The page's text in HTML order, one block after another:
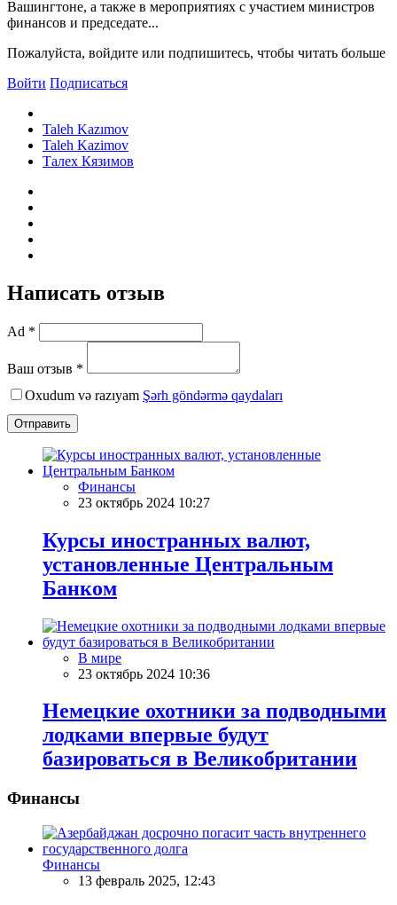
Вашингтоне, а также в мероприятиях с участием министров
финансов и председате...
Пожалуйста, войдите или подпишитесь, чтобы читать больше
Войти Подписаться
Taleh Kazımov
Taleh Kazimov
Талех Кязимов
Написать отзыв
Ad *
Ваш отзыв *
Oxudum və razıyam Şərh göndərmə qaydaları
Отправить
Финансы
23 октябрь 2024 10:27
Курсы иностранных валют,
установленные Центральным
Банком
В мире
23 октябрь 2024 10:36
Немецкие охотники за подводными
лодками впервые будут
базироваться в Великобритании
Финансы
Финансы
13 февраль 2025, 12:43